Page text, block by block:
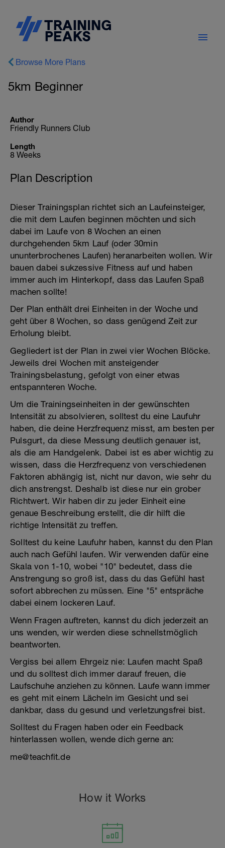
Browse More Plans
5km Beginner
Author
Friendly Runners Club
Length
8 Weeks
Plan Description
Dieser Trainingsplan richtet sich an Laufeinsteiger,
die mit dem Laufen beginnen möchten und sich
dabei im Laufe von 8 Wochen an einen
durchgehenden 5km Lauf (oder 30min
ununterbrochenes Laufen) heranarbeiten wollen. Wir
bauen dabei sukzessive Fitness auf und haben
immer auch im Hinterkopf, dass das Laufen Spaß
machen sollte!
Der Plan enthält drei Einheiten in der Woche und
geht über 8 Wochen, so dass genügend Zeit zur
Erholung bleibt.
Gegliedert ist der Plan in zwei vier Wochen Blöcke.
Jeweils drei Wochen mit ansteigender
Trainingsbelastung, gefolgt von einer etwas
entspannteren Woche.
Um die Trainingseinheiten in der gewünschten
Intensität zu absolvieren, solltest du eine Laufuhr
haben, die deine Herzfrequenz misst, am besten per
Pulsgurt, da diese Messung deutlich genauer ist,
als die am Handgelenk. Dabei ist es aber wichtig zu
wissen, dass die Herzfrequenz von verschiedenen
Faktoren abhängig ist, nicht nur davon, wie sehr du
dich anstrengst. Deshalb ist diese nur ein grober
Richtwert. Wir haben dir zu jeder Einheit eine
genaue Beschreibung erstellt, die dir hilft die
richtige Intensität zu treffen.
Solltest du keine Laufuhr haben, kannst du den Plan
auch nach Gefühl laufen. Wir verwenden dafür eine
Skala von 1-10, wobei "10" bedeutet, dass die
Anstrengung so groß ist, dass du das Gefühl hast
sofort abbrechen zu müssen. Eine "5" entspräche
dabei einem lockeren Lauf.
Wenn Fragen auftreten, kannst du dich jederzeit an
uns wenden, wir werden diese schnellstmöglich
beantworten.
Vergiss bei allem Ehrgeiz nie: Laufen macht Spaß
und du solltest dich immer darauf freuen, die
Laufschuhe anziehen zu können. Laufe wann immer
es geht mit einem Lächeln im Gesicht und sei
dankbar, dass du gesund und verletzungsfrei bist.
Solltest du Fragen haben oder ein Feedback
hinterlassen wollen, wende dich gerne an:
me@teachfit.de
How it Works